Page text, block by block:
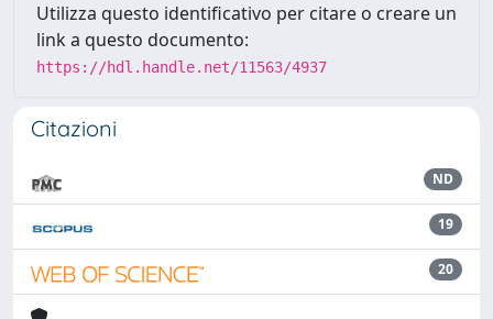
Utilizza questo identificativo per citare o creare un
link a questo documento:
https://hdl.handle.net/11563/4937
Citazioni
ND
19
20